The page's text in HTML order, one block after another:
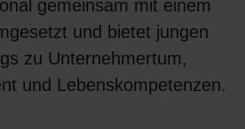
gemeinsam mit einem
und bietet jungen
zu Unternehmertum,
und Lebenskompetenzen.